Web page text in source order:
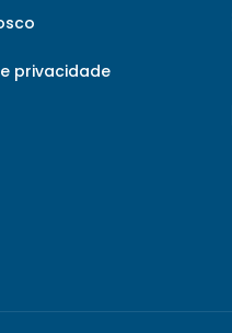
privacidade